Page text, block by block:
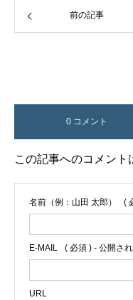
前の記事
0 コメント
この記事へのコメント
名前（例：山田 太郎） (
E-MAIL ( 必須 ) - 公開さ
URL